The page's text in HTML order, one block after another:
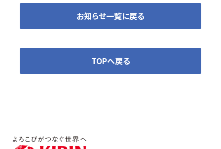
お知らせ一覧に戻る
TOPへ戻る